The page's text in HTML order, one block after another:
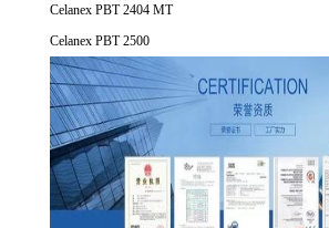
Celanex PBT 2404 MT
Celanex PBT 2500